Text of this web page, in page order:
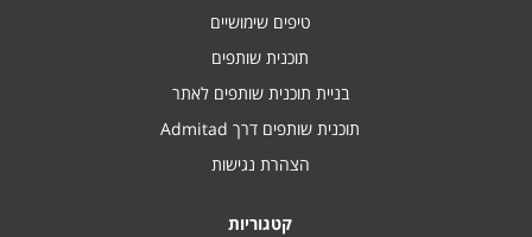
טיפים שימושיים
תוכנית שותפים
בניית תוכנית שותפים לאתר
תוכנית שותפים דרך Admitad
הצהרת נגישות
קטגוריות